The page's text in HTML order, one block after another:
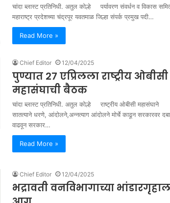
चांदा ब्लास्ट प्रतिनिधी. अतुल कोल्हे पर्यावरण संवर्धन व विकास
महाराष्ट्र प्रदेशच्या चंद्रपूर यवतमाळ जिल्हा संपर्क प्रमुख पदी…
Read More »
Chief Editor 12/04/2025
पुण्यात 27 एप्रिलला राष्ट्रीय ओबीसी
महासंघाची बैठक
चांदा ब्लास्ट प्रतिनिधी. अतुल कोल्हे राष्ट्रीय ओबीसी महासंघाने
सातत्याने धरणे, आंदोलने,अन्नत्याग आंदोलने मोर्चे काढून सरकारवर
वाढवून सरकार…
Read More »
Chief Editor 12/04/2025
भद्रावती वनविभागाच्या